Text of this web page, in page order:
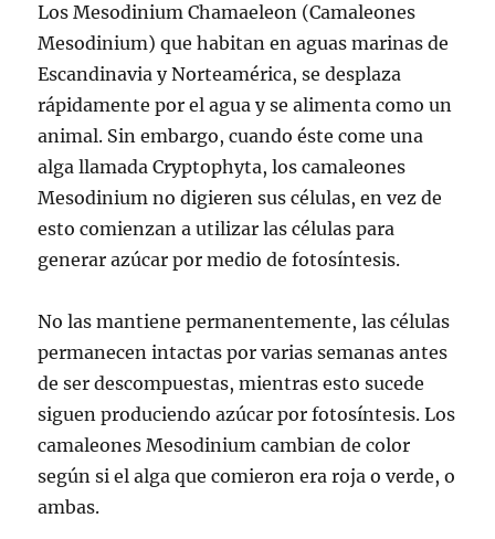
Los Mesodinium Chamaeleon (Camaleones
Mesodinium) que habitan en aguas marinas de
Escandinavia y Norteamérica, se desplaza
rápidamente por el agua y se alimenta como un
animal. Sin embargo, cuando éste come una
alga llamada Cryptophyta, los camaleones
Mesodinium no digieren sus células, en vez de
esto comienzan a utilizar las células para
generar azúcar por medio de fotosíntesis.
No las mantiene permanentemente, las células
permanecen intactas por varias semanas antes
de ser descompuestas, mientras esto sucede
siguen produciendo azúcar por fotosíntesis. Los
camaleones Mesodinium cambian de color
según si el alga que comieron era roja o verde, o
ambas.